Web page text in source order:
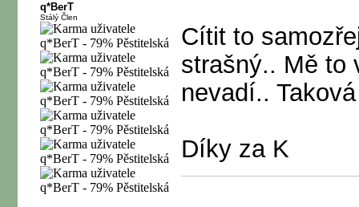
q*BerT
Stálý Člen
Cítit to
strašný.. Mě to
nevadí..
Díky za K